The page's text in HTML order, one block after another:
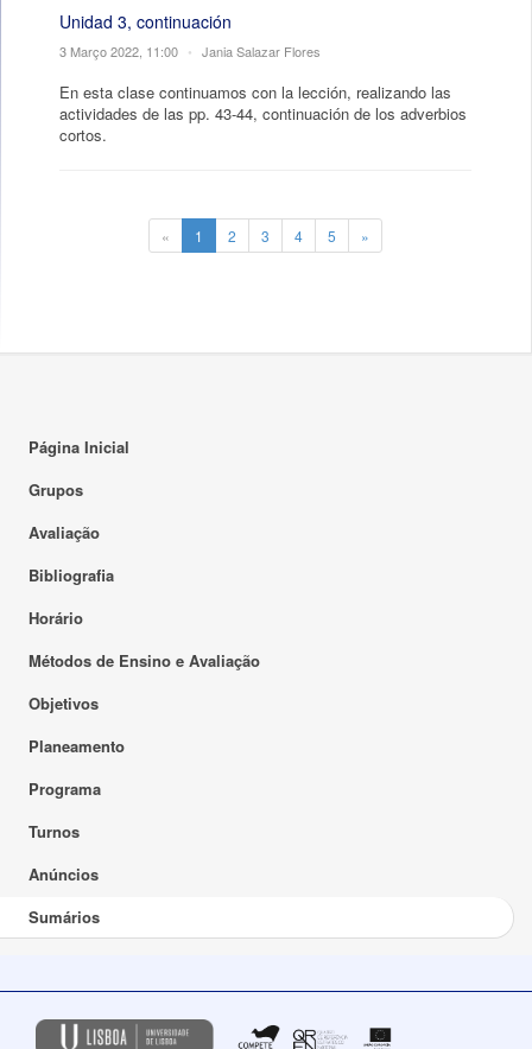
Unidad 3, continuación
3 Março 2022, 11:00 • Jania Salazar Flores
En esta clase continuamos con la lección, realizando las
actividades de las pp. 43-44, continuación de los adverbios
cortos.
« 1 2 3 4 5 »
Página Inicial
Grupos
Avaliação
Bibliografia
Horário
Métodos de Ensino e Avaliação
Objetivos
Planeamento
Programa
Turnos
Anúncios
Sumários